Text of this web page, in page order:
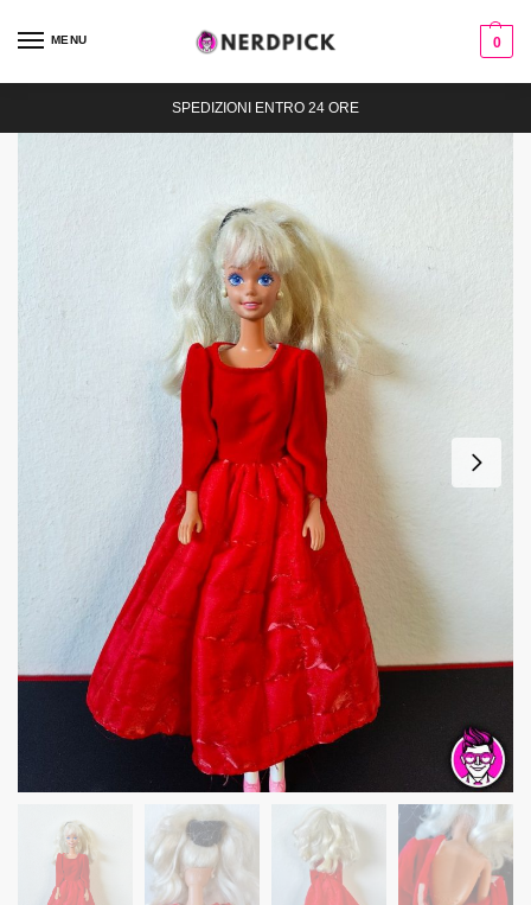
MENU 0
SPEDIZIONI ENTRO 24 ORE